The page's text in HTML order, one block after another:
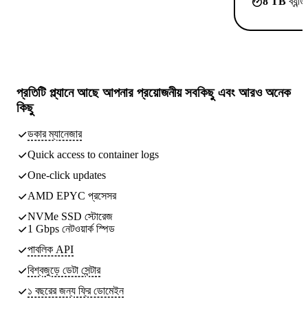
প্রতিটি প্ল্যানে আছেআপনার প্রয়োজনীয় সবকিছুএবং আরও অনেক
কিছু
ডকার ম্যানেজার
Quick access to container logs
One-click updates
AMD EPYC প্রসেসর
NVMe SSD স্টোরেজ
1 Gbps নেটওয়ার্ক স্পিড
পাবলিক API
বিশ্বজুড়ে ডেটা সেন্টার
১ বছরের জন্য ফ্রি ডোমেইন